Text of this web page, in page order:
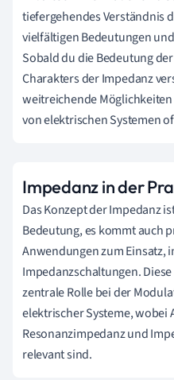
tiefergehendes Verständnis
vielfältigen Bedeutungen
Sobald du die Bedeutung
Charakters der Impedanz
weitreichende
von elektrischen Systemen
Impedanz in der
Das Konzept der Impedanz
Bedeutung, es kommt auch
Anwendungen zum Einsatz,
Impedanzschaltungen.
zentrale Rolle bei der
elektrischer Systeme, wobei
Resonanzimpedanz und
relevant sind.